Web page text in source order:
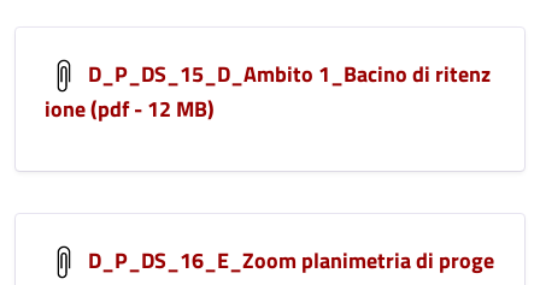
D_P_DS_15_D_Ambito 1_Bacino di ritenz
ione (pdf - 12 MB)
D_P_DS_16_E_Zoom planimetria di proge